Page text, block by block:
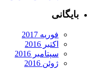
بایگانی
فوریه 2017
اکتبر 2016
سپتامبر 2016
ژوئن 2016